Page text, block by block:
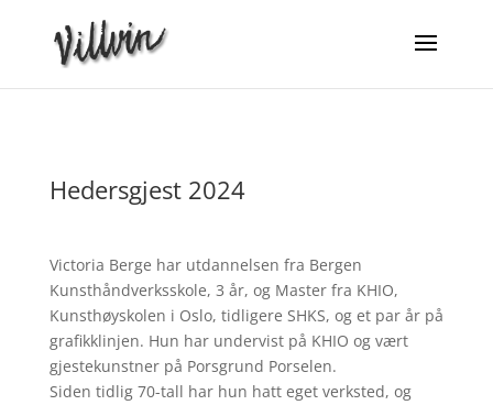
Hedersgjest 2024
Victoria Berge har utdannelsen fra Bergen
Kunsthåndverksskole, 3 år, og Master fra KHIO,
Kunsthøyskolen i Oslo, tidligere SHKS, og et par år på
grafikklinjen. Hun har undervist på KHIO og vært
gjestekunstner på Porsgrund Porselen.
Siden tidlig 70-tall har hun hatt eget verksted, og